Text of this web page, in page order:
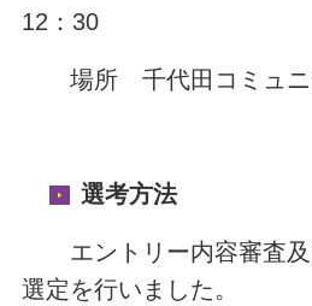
12：30
場所 千代田コミュニ
選考方法
エントリー内容審査及
選定を行いました。